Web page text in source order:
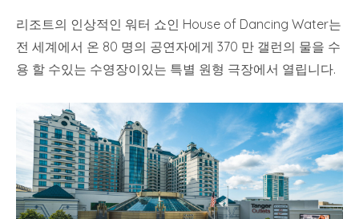
리조트의 인상적인 워터 쇼인 House of Dancing Water는
전 세계에서 온 80 명의 공연자에게 370 만 갤런의 물을 수
용 할 수있는 수영장이있는 특별 원형 극장에서 열립니다.